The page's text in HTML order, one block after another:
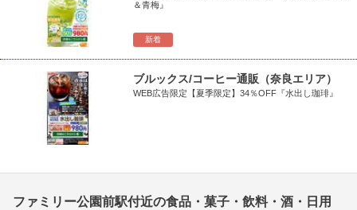
新着
＆青梅』
ブルックス/コーヒー通販（奈良エリア）
WEB広告限定【夏季限定】34％OFF『水出し珈琲』
ファミリー公園前駅付近の食品・菓子・飲料・酒・日用